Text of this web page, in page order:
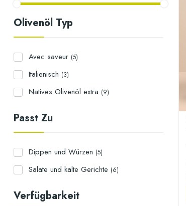
Olivenöl Typ
Avec saveur (5)
Italienisch (3)
Natives Olivenöl extra (9)
Passt Zu
Dippen und Würzen (5)
Salate und kalte Gerichte (6)
Verfügbarkeit